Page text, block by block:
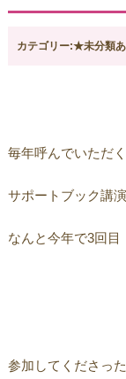
カテゴリー:★未分類
毎年呼んでいただ
サポートブック講
なんと今年で3回目
参加してくださった